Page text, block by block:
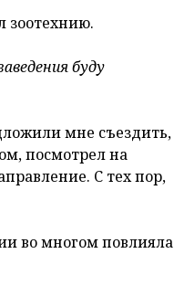
зоотехнию.
буду
мне съездить,
посмотрел на
С тех пор,
во многом повлияла